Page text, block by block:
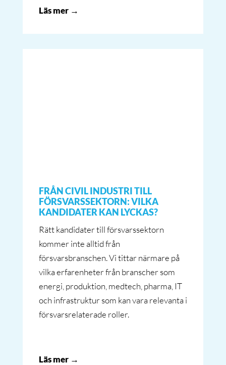
Läs mer →
FRÅN CIVIL INDUSTRI TILL
FÖRSVARSSEKTORN: VILKA
KANDIDATER KAN LYCKAS?
Rätt kandidater till försvarssektorn
kommer inte alltid från
försvarsbranschen. Vi tittar närmare på
vilka erfarenheter från branscher som
energi, produktion, medtech, pharma, IT
och infrastruktur som kan vara relevanta i
försvarsrelaterade roller.
Läs mer →